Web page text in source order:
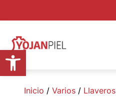
Abrir barra de herramientas
Inicio / Varios / Llaveros